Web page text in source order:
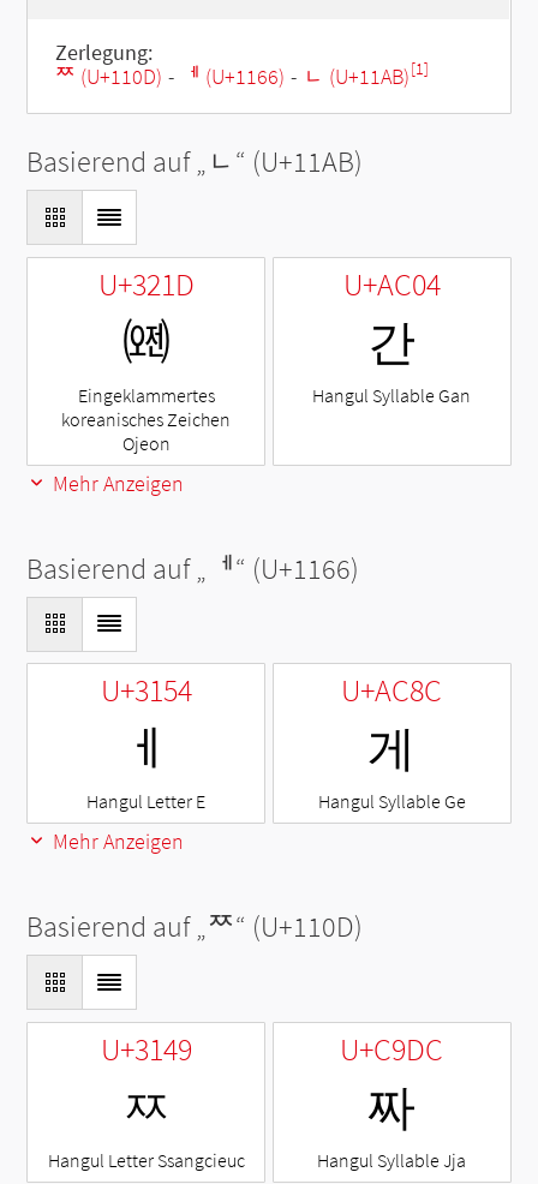
Zerlegung:
ᄍ (U+110D) - ᅦ (U+1166) - ᆫ (U+11AB)[1]
Basierend auf „ ᆫ“ (U+11AB)
U+321D
㈝
Eingeklammertes
koreanisches Zeichen
Ojeon
U+AC04
간
Hangul Syllable Gan
Mehr Anzeigen
Basierend auf „ ᅦ“ (U+1166)
U+3154
ㅔ
Hangul Letter E
U+AC8C
게
Hangul Syllable Ge
Mehr Anzeigen
Basierend auf „ᄍ“ (U+110D)
U+3149
ㅉ
Hangul Letter Ssangcieuc
U+C9DC
짜
Hangul Syllable Jja